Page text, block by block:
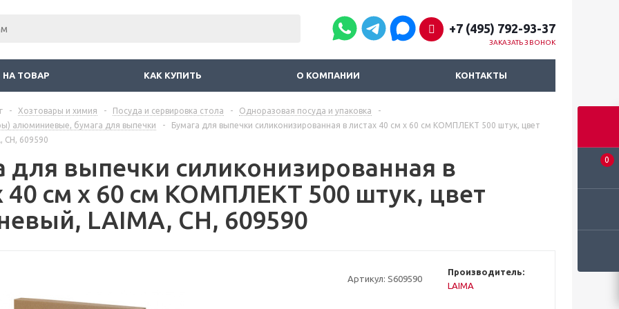
0
+7 (495) 792-93-37
ЗАКАЗАТЬ ЗВОНОК
НА ТОВАР КАК КУПИТЬ О КОМПАНИИ КОНТАКТЫ
- Хозтовары и химия - Посуда и сервировка стола - Одноразовая посуда и упаковка
-
алюминиевые, бумага для выпечки
-
Бумага для выпечки силиконизированная в листах 40 см x 60 см КОМПЛЕКТ 500 штук, цвет
CH, 609590
для выпечки силиконизированная в
40 см x 60 см КОМПЛЕКТ 500 штук, цвет
LAIMA, CH, 609590
Артикул: S609590
Производитель:
LAIMA